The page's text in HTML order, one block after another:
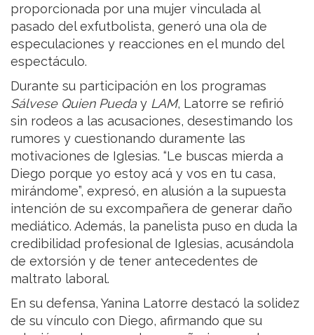
proporcionada por una mujer vinculada al
pasado del exfutbolista, generó una ola de
especulaciones y reacciones en el mundo del
espectáculo.
Durante su participación en los programas
Sálvese Quien Pueda y LAM, Latorre se refirió
sin rodeos a las acusaciones, desestimando los
rumores y cuestionando duramente las
motivaciones de Iglesias. “Le buscas mierda a
Diego porque yo estoy acá y vos en tu casa,
mirándome”, expresó, en alusión a la supuesta
intención de su excompañera de generar daño
mediático. Además, la panelista puso en duda la
credibilidad profesional de Iglesias, acusándola
de extorsión y de tener antecedentes de
maltrato laboral.
En su defensa, Yanina Latorre destacó la solidez
de su vínculo con Diego, afirmando que su